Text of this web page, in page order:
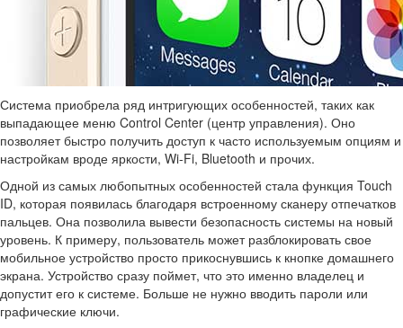
Система приобрела ряд интригующих особенностей, таких как
выпадающее меню Control Center (центр управления). Оно
позволяет быстро получить доступ к часто используемым опциям и
настройкам вроде яркости, Wi-Fi, Bluetooth и прочих.
Одной из самых любопытных особенностей стала функция Touch
ID, которая появилась благодаря встроенному сканеру отпечатков
пальцев. Она позволила вывести безопасность системы на новый
уровень. К примеру, пользователь может разблокировать свое
мобильное устройство просто прикоснувшись к кнопке домашнего
экрана. Устройство сразу поймет, что это именно владелец и
допустит его к системе. Больше не нужно вводить пароли или
графические ключи.